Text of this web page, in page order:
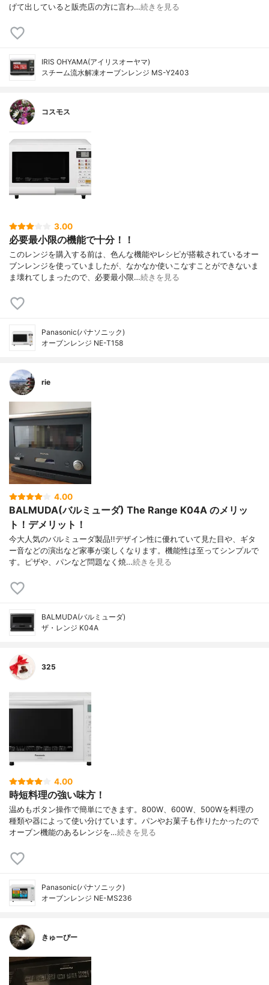
げて出していると販売店の方に言わ…続きを見る
IRIS OHYAMA(アイリスオーヤマ)
スチーム流水解凍オーブンレンジ MS-Y2403
コスモス
3.00
必要最小限の機能で十分！！
このレンジを購入する前は、色んな機能やレシピが搭載されているオー
ブンレンジを使っていましたが、なかなか使いこなすことができないま
ま壊れてしまったので、必要最小限…続きを見る
Panasonic(パナソニック)
オーブンレンジ NE-T158
rie
4.00
BALMUDA(バルミューダ) The Range K04A のメリッ
ト！デメリット！
今大人気のバルミューダ製品!!デザイン性に優れていて見た目や、ギタ
ー音などの演出など家事が楽しくなります。機能性は至ってシンプルで
す。ピザや、パンなど問題なく焼…続きを見る
BALMUDA(バルミューダ)
ザ・レンジ K04A
325
4.00
時短料理の強い味方！
温めもボタン操作で簡単にできます。800W、600W、500Wを料理の
種類や器によって使い分けています。パンやお菓子も作りたかったので
オーブン機能のあるレンジを…続きを見る
Panasonic(パナソニック)
オーブンレンジ NE-MS236
きゅーぴー